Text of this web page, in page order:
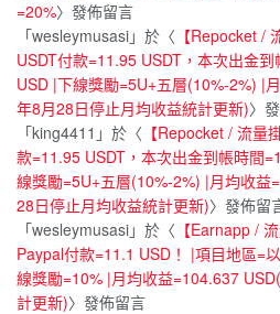
=20%〉發佈留言
「wesleymusasi」於〈 【Repocket /
USDT付款=11.95 USDT，本次出金
USD |下線獎勵=5U+五層(10%-2%) |
年8月28日停止月均收益統計更新)〉
「king4411 」於〈 【Repocket / 流量
款=11.95 USDT，本次出金到帳時間
線獎勵=5U+五層(10%-2%) |月均收益
28日停止月均收益統計更新)〉發佈留
「wesleymusasi」於〈 【Earnapp /
Paypal付款=11.1 USD！ |項目地區=
線獎勵=10% |月均收益=104.637
計更新)〉發佈留言